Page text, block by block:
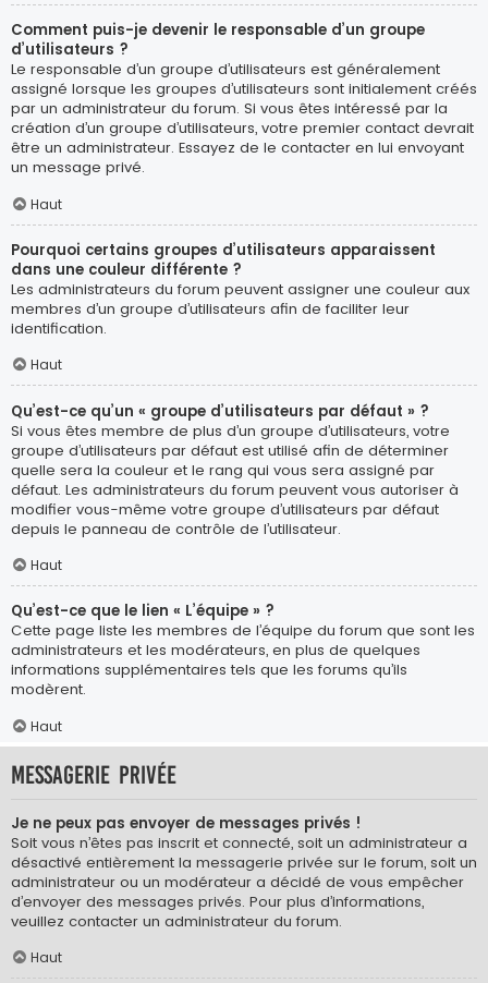
Comment puis-je devenir le responsable d’un groupe
d’utilisateurs ?
Le responsable d’un groupe d’utilisateurs est généralement
assigné lorsque les groupes d’utilisateurs sont initialement créés
par un administrateur du forum. Si vous êtes intéressé par la
création d’un groupe d’utilisateurs, votre premier contact devrait
être un administrateur. Essayez de le contacter en lui envoyant
un message privé.
Haut
Pourquoi certains groupes d’utilisateurs apparaissent
dans une couleur différente ?
Les administrateurs du forum peuvent assigner une couleur aux
membres d’un groupe d’utilisateurs afin de faciliter leur
identification.
Haut
Qu’est-ce qu’un « groupe d’utilisateurs par défaut » ?
Si vous êtes membre de plus d’un groupe d’utilisateurs, votre
groupe d’utilisateurs par défaut est utilisé afin de déterminer
quelle sera la couleur et le rang qui vous sera assigné par
défaut. Les administrateurs du forum peuvent vous autoriser à
modifier vous-même votre groupe d’utilisateurs par défaut
depuis le panneau de contrôle de l’utilisateur.
Haut
Qu’est-ce que le lien « L’équipe » ?
Cette page liste les membres de l’équipe du forum que sont les
administrateurs et les modérateurs, en plus de quelques
informations supplémentaires tels que les forums qu’ils
modèrent.
Haut
Messagerie privée
Je ne peux pas envoyer de messages privés !
Soit vous n’êtes pas inscrit et connecté, soit un administrateur a
désactivé entièrement la messagerie privée sur le forum, soit un
administrateur ou un modérateur a décidé de vous empêcher
d’envoyer des messages privés. Pour plus d’informations,
veuillez contacter un administrateur du forum.
Haut